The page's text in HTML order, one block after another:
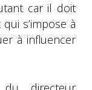
car il doit
s’impose à
à influencer